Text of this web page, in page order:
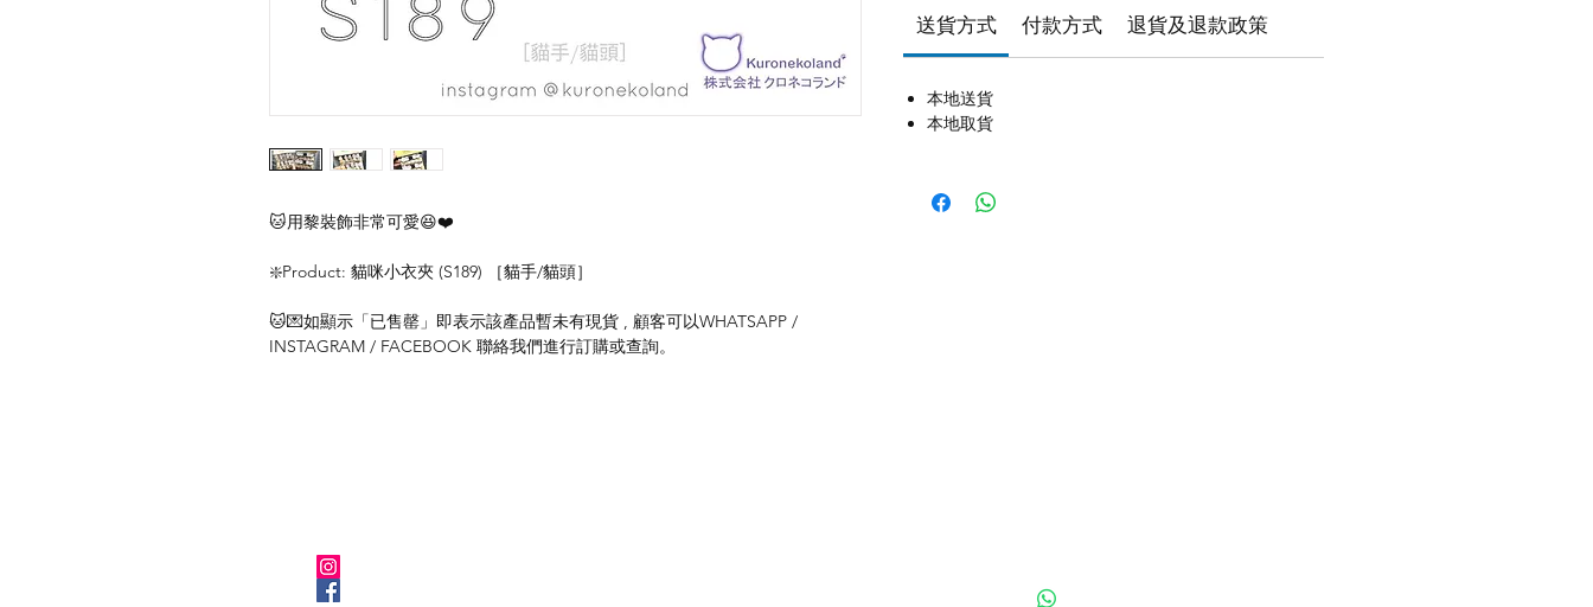
🐱用黎裝飾非常可愛😆❤️
❇️Product: 貓咪小衣夾 (S189) ［貓手/貓頭］
🐱💌如顯示「已售罄」即表示該產品暫未有現貨 , 顧客可以WHATSAPP /
INSTAGRAM / FACEBOOK 聯絡我們進行訂購或查詢。
送貨方式 付款方式 退貨及退款政策
本地送貨
本地取貨
​